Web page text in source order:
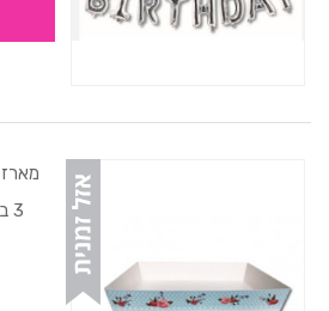
מארז 3 תבניות אפייה גדולות
3 במארז